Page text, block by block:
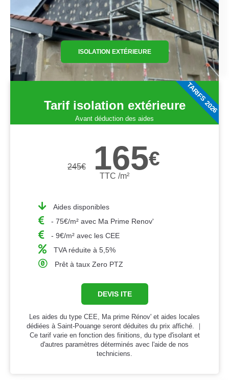
ISOLATION EXTÉRIEURE
Tarif isolation extérieure
Avant déduction des aides
245€ 165€
TTC /m²
Aides disponibles
- 75€/m² avec Ma Prime Renov'
- 9€/m² avec les CEE
TVA réduite à 5,5%
Prêt à taux Zero PTZ
DEVIS ITE
Les aides du type CEE, Ma prime Rénov' et aides locales
dédiées à Saint-Pouange seront déduites du prix affiché. ｜
Ce tarif varie en fonction des finitions, du type d'isolant et
d'autres paramètres déterminés avec l'aide de nos
techniciens.
TARIFS 2026